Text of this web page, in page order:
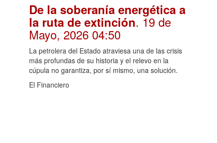
De la soberanía energética a
la ruta de extinción. 19 de
Mayo, 2026 04:50
La petrolera del Estado atraviesa una de las crisis
más profundas de su historia y el relevo en la
cúpula no garantiza, por sí mismo, una solución.
El Financiero